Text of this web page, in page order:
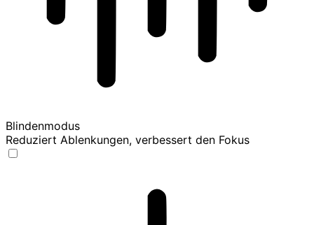
Blindenmodus
Reduziert Ablenkungen, verbessert den Fokus